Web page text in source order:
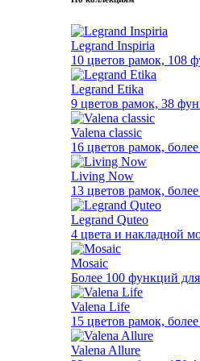
Legrand Inspiria
10 цветов рамок, 108
Legrand Etika
9 цветов рамок, 38
Valena classic
16 цветов рамок,
Living Now
13 цветов рамок,
Legrand Quteo
4 цвета и накладной
Mosaic
Более 100 функций
Valena Life
15 цветов рамок,
Valena Allure